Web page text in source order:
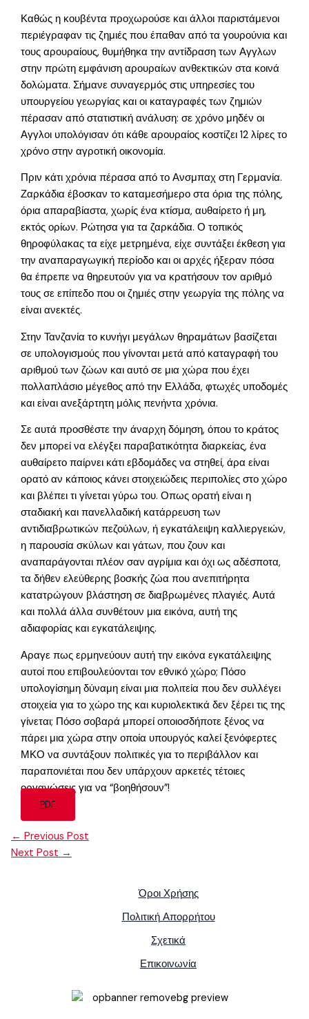
Καθώς η κουβέντα προχωρούσε και άλλοι παριστάμενοι
περιέγραφαν τις ζημιές που έπαθαν από τα γουρούνια και
τους αρουραίους, θυμήθηκα την αντίδραση των Αγγλων
στην πρώτη εμφάνιση αρουραίων ανθεκτικών στα κοινά
δολώματα. Σήμανε συναγερμός στις υπηρεσίες του
υπουργείου γεωργίας και οι καταγραφές των ζημιών
πέρασαν από στατιστική ανάλυση: σε χρόνο μηδέν οι
Αγγλοι υπολόγισαν ότι κάθε αρουραίος κοστίζει 12 λίρες το
χρόνο στην αγροτική οικονομία.
Πριν κάτι χρόνια πέρασα από το Ανσμπαχ στη Γερμανία.
Ζαρκάδια έβοσκαν το καταμεσήμερο στα όρια της πόλης,
όρια απαραβίαστα, χωρίς ένα κτίσμα, αυθαίρετο ή μη,
εκτός ορίων. Ρώτησα για τα ζαρκάδια. Ο τοπικός
θηροφύλακας τα είχε μετρημένα, είχε συντάξει έκθεση για
την αναπαραγωγική περίοδο και οι αρχές ήξεραν πόσα
θα έπρεπε να θηρευτούν για να κρατήσουν τον αριθμό
τους σε επίπεδο που οι ζημιές στην γεωργία της πόλης να
είναι ανεκτές.
Στην Τανζανία το κυνήγι μεγάλων θηραμάτων βασίζεται
σε υπολογισμούς που γίνονται μετά από καταγραφή του
αριθμού των ζώων και αυτό σε μια χώρα που έχει
πολλαπλάσιο μέγεθος από την Ελλάδα, φτωχές υποδομές
και είναι ανεξάρτητη μόλις πενήντα χρόνια.
Σε αυτά προσθέστε την άναρχη δόμηση, όπου το κράτος
δεν μπορεί να ελέγξει παραβατικότητα διαρκείας, ένα
αυθαίρετο παίρνει κάτι εβδομάδες να στηθεί, άρα είναι
ορατό αν κάποιος κάνει στοιχειώδεις περιπολίες στο χώρο
και βλέπει τι γίνεται γύρω του. Οπως ορατή είναι η
σταδιακή και πανελλαδική κατάρρευση των
αντιδιαβρωτικών πεζούλων, ή εγκατάλειψη καλλιεργειών,
η παρουσία σκύλων και γάτων, που ζουν και
αναπαράγονται πλέον σαν αγρίμια και όχι ως αδέσποτα,
τα δήθεν ελεύθερης βοσκής ζώα που ανεπιτήρητα
κατατρώγουν βλάστηση σε διαβρωμένες πλαγιές. Αυτά
και πολλά άλλα συνθέτουν μια εικόνα, αυτή της
αδιαφορίας και εγκατάλειψης.
Αραγε πως ερμηνεύουν αυτή την εικόνα εγκατάλειψης
αυτοί που επιβουλεύονται τον εθνικό χώρο; Πόσο
υπολογίσημη δύναμη είναι μια πολιτεία που δεν συλλέγει
στοιχεία για το χώρο της και κυριολεκτικά δεν ξέρει τις της
γίνεται; Πόσο σοβαρά μπορεί οποιοσδήποτε ξένος να
πάρει μια χώρα στην οποία υπουργός καλεί ξενόφερτες
ΜΚΟ να συντάξουν πολιτικές για το περιβάλλον και
παραπονιέται που δεν υπάρχουν αρκετές τέτοιες
οργανώσεις για να “βοηθήσουν”!
PDF
← Previous Post
Next Post →
Όροι Χρήσης
Πολιτική Απορρήτου
Σχετικά
Επικοινωνία